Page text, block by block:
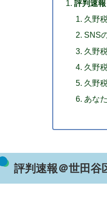
評判速
久野
SNS
久野
久野
久野
あな
評判速報＠世田谷